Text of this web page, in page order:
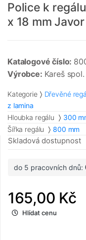
Police k
x 18 mm Javor
Katalogové číslo:
Výrobce: Kareš
Kategorie Dřevěné
z lamina
Hloubka regálu
300
Šířka regálu
800 mm
Skladová dostupnost
do 5 pracovních dnů:
165,00 Kč
Hlídat cenu